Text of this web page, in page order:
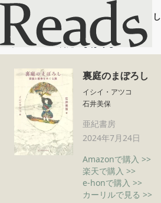
裏庭のまぼろし
ホーム 裏庭のまぼろし
裏庭のまぼろし
イシイ・アツコ
石井美保
亜紀書房
2024年7月24日
Amazonで購入 >>
楽天で購入 >>
e-honで購入 >>
カーリルで見る >>